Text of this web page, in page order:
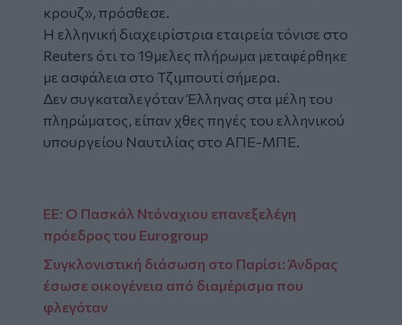
κρουζ», πρόσθεσε.
Η ελληνική διαχειρίστρια εταιρεία τόνισε στο
Reuters ότι το 19μελες πλήρωμα μεταφέρθηκε
με ασφάλεια στο Τζιμπουτί σήμερα.
Δεν συγκαταλεγόταν Έλληνας στα μέλη του
πληρώματος, είπαν χθες πηγές του ελληνικού
υπουργείου Ναυτιλίας στο ΑΠΕ-ΜΠΕ.
ΕΕ: Ο Πασκάλ Ντόναχιου επανεξελέγη
πρόεδρος του Eurogroup
Συγκλονιστική διάσωση στο Παρίσι: Άνδρας
έσωσε οικογένεια από διαμέρισμα που
φλεγόταν